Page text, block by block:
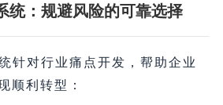
统：规避风险的可靠选择
针对行业痛点开发，帮助企业
顺利转型：